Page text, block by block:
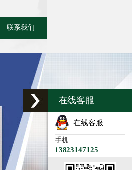
联系我们
在线客服
在线客服
手机
13823147125